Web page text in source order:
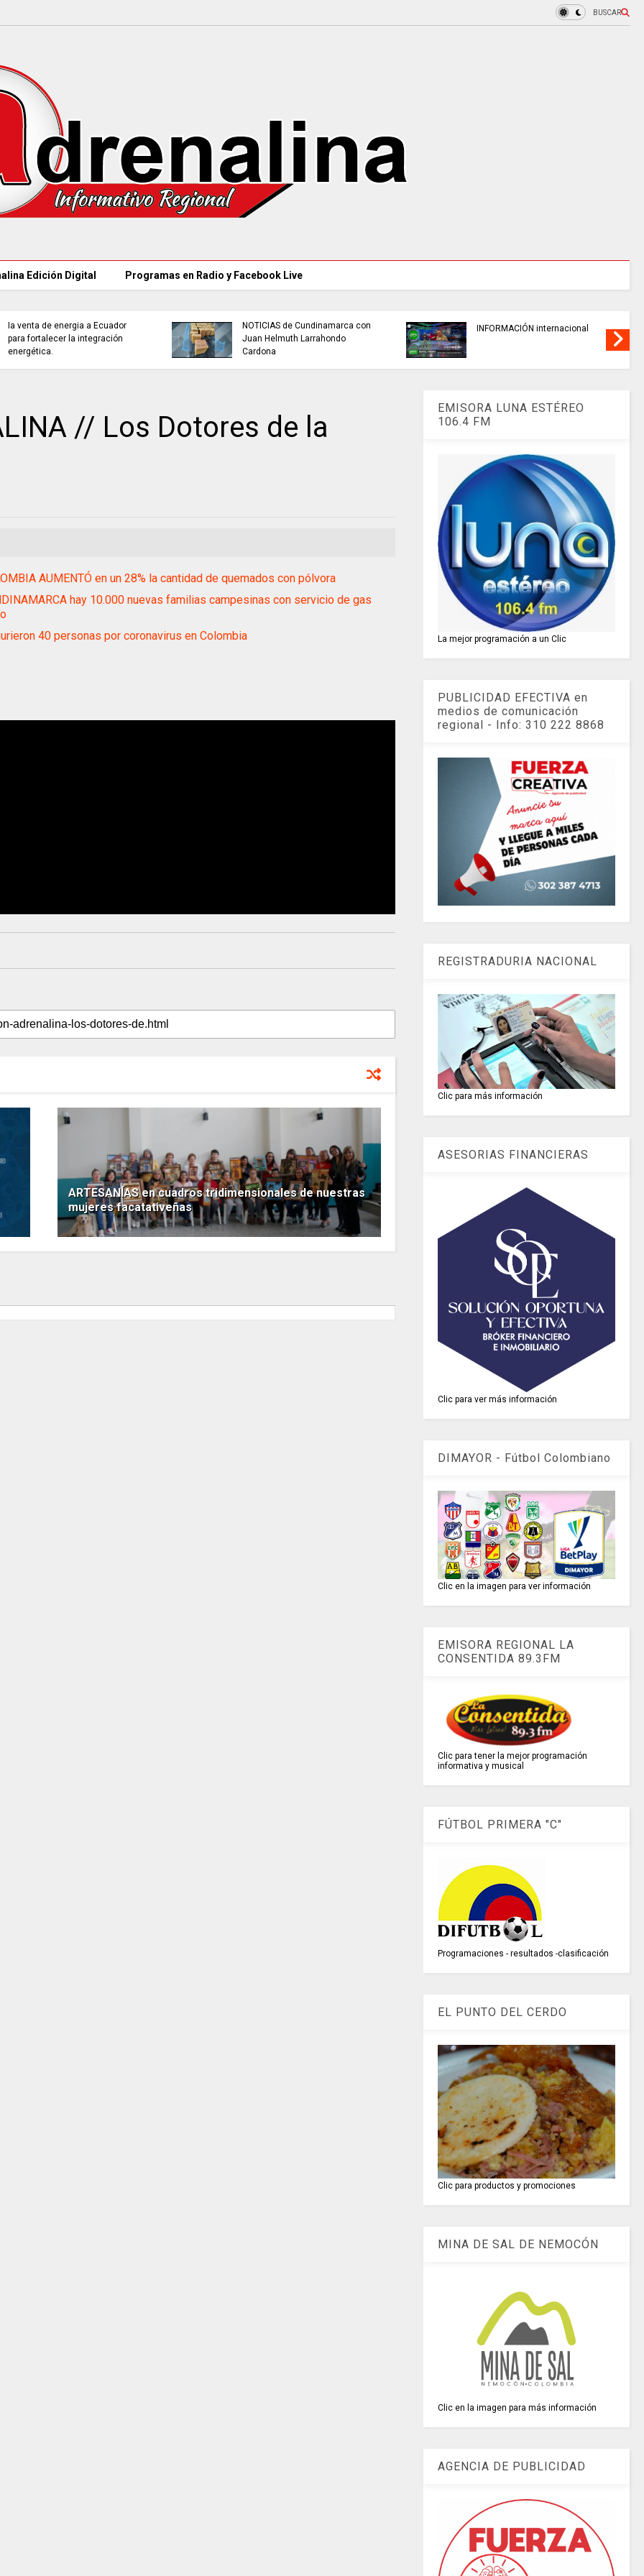
BUSCAR
Edición Digital Programas en Radio y Facebook Live
TRABAJO....................si hay //
jueves 6 de agosto de 2026
REFLEXIÓN DE HOY
interactivo para consultar
// Los Dotores de la
AUMENTÓ en un 28% la cantidad de quemados con pólvora
hay 10.000 nuevas familias campesinas con servicio de gas
40 personas por coronavirus en Colombia
ARTESANÍAS en cuadros tridimensionales de nuestras
mujeres facatativeñas
EMISORA LUNA ESTÉREO
106.4 FM
La mejor programación a un Clic
PUBLICIDAD EFECTIVA en
medios de comunicación
regional - Info: 310 222 8868
REGISTRADURIA NACIONAL
Clic para más información
ASESORIAS FINANCIERAS
Clic para ver más información
DIMAYOR - Fútbol Colombiano
Clic en la imagen para ver información
EMISORA REGIONAL LA
CONSENTIDA 89.3FM
Clic para tener la mejor programación
informativa y musical
FÚTBOL PRIMERA "C"
Programaciones - resultados -clasificación
EL PUNTO DEL CERDO
Clic para productos y promociones
MINA DE SAL DE NEMOCÓN
Clic en la imagen para más información
AGENCIA DE PUBLICIDAD